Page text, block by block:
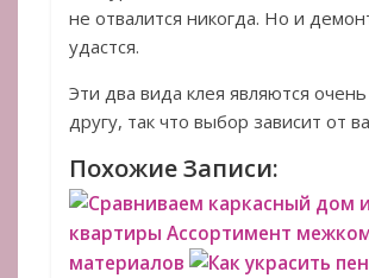
не отвалится никогда. Но и
удастся.
Эти два вида клея являются
другу, так что выбор зависит от
Похожие Записи:
Сравниваем каркасный дом
квартиры Ассортимент
материалов
Как украсить